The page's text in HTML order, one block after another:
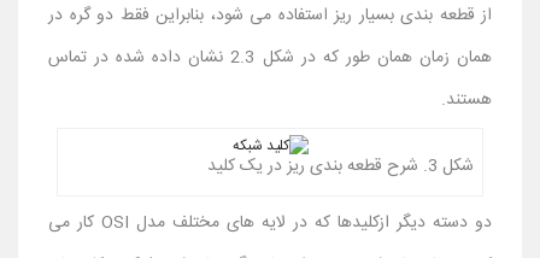
از قطعه بندی بسیار ریز استفاده می شود، بنابراین فقط دو گره در
همان زمان همان طور که در شکل 2.3 نشان داده شده در تماس
هستند.
شکل 3. شرح قطعه بندی ریز در یک کلید
دو دسته دیگر ازکلیدها که در لایه های مختلف مدل OSI کار می